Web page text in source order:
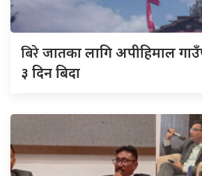
बिरेजातका लागि अपीहिमाल
३ दिन बिदा